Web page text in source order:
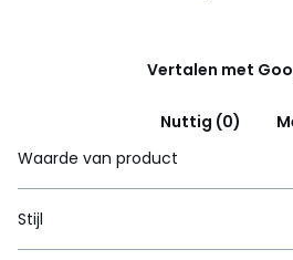
Vertalen met
Nuttig (0)
Waarde van product
Stijl